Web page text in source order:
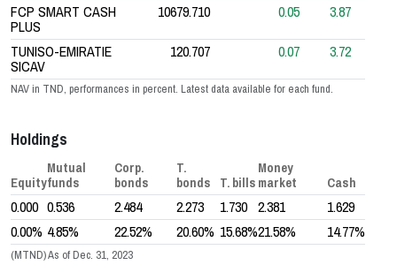
NAV in TND, performances in percent. Latest data available for each fund.
FCP SMART CASH
PLUS
10679.710 0.05 3.87
TUNISO-EMIRATIE
SICAV
120.707 0.07 3.72
Holdings
(MTND) As of Dec. 31, 2023
Equity
Mutual
funds
Corp.
bonds
T.
bonds
T. bills
Money
market
Cash
0.000 0.536 2.484 2.273 1.730 2.381
1.629
0.00% 4.85% 22.52% 20.60% 15.68%21.58% 14.77%